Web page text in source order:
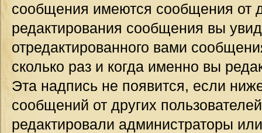
сообщения имеются сообщения от
редактирования сообщения вы
отредактированного вами
сколько раз и когда именно вы
Эта надпись не появится, если
сообщений от других
редактировали администраторы